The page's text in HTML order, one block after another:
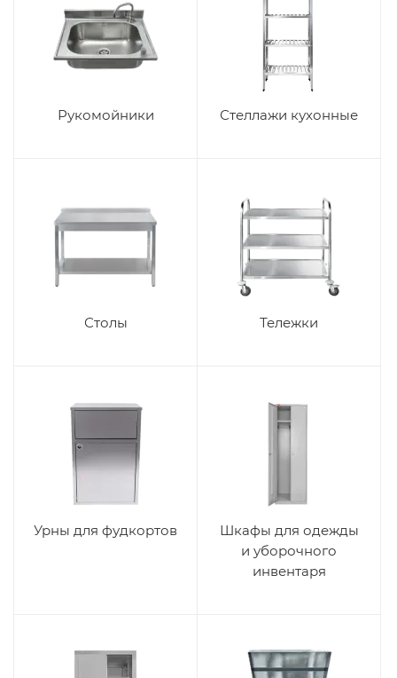
Рукомойники Стеллажи кухонные
Столы Тележки
Урны для фудкортов
Шкафы для одежды
и уборочного
инвентаря